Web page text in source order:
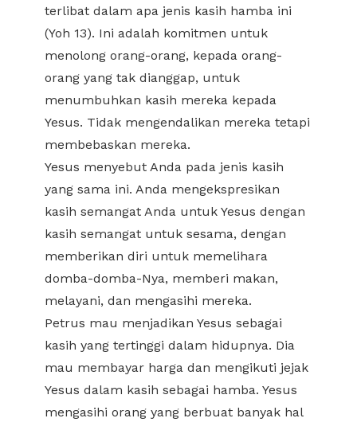
terlibat dalam apa jenis kasih hamba ini
(Yoh 13). Ini adalah komitmen untuk
menolong orang-orang, kepada orang-
orang yang tak dianggap, untuk
menumbuhkan kasih mereka kepada
Yesus. Tidak mengendalikan mereka tetapi
membebaskan mereka.
Yesus menyebut Anda pada jenis kasih
yang sama ini. Anda mengekspresikan
kasih semangat Anda untuk Yesus dengan
kasih semangat untuk sesama, dengan
memberikan diri untuk memelihara
domba-domba-Nya, memberi makan,
melayani, dan mengasihi mereka.
Petrus mau menjadikan Yesus sebagai
kasih yang tertinggi dalam hidupnya. Dia
mau membayar harga dan mengikuti jejak
Yesus dalam kasih sebagai hamba. Yesus
mengasihi orang yang berbuat banyak hal